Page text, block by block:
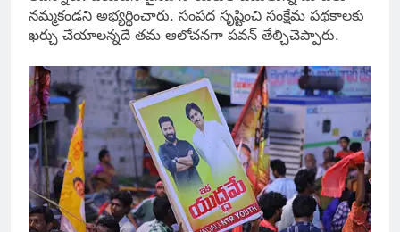
నమ్మకండని అభ్యర్థించారు. సంపద సృష్టించి సంక్షేమ పథకాలకు
ఖర్చు చేయాలన్నదే తమ ఆలోచనగా పవన్ తేల్చిచెప్పారు.